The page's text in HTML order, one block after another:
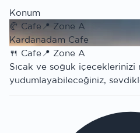
Konum
🥐 Cafe 📍 Zone A
Kardanadam Cafe
🍴 Cafe📍 Zone A
Sıcak ve soğuk içeceklerinizi
yudumlayabileceğiniz,